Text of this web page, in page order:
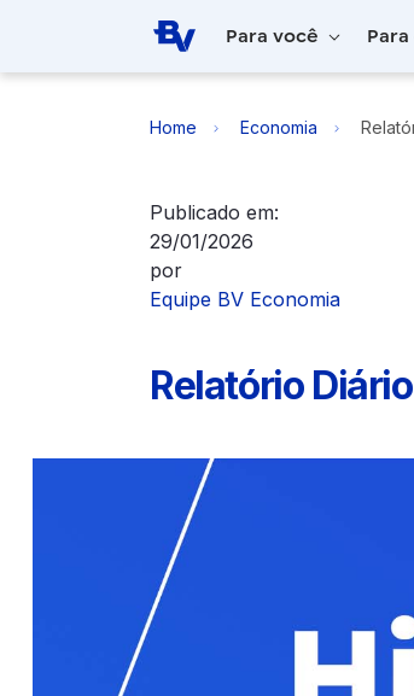
Pular para o Conteúdo principal
Para você
Home Economia
Publicado em:
29/01/2026
por
Equipe BV Economia
Relatório